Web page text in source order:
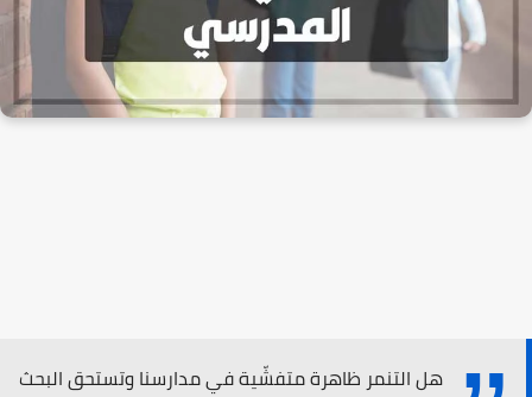
هل التنمر ظاهرة متفشّية في مدارسنا وتستحق البحث